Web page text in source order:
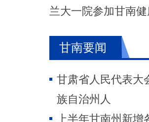
兰大一院参加甘南
甘南要闻
甘肃省人民代表大
族自治州人
上半年甘南州新增